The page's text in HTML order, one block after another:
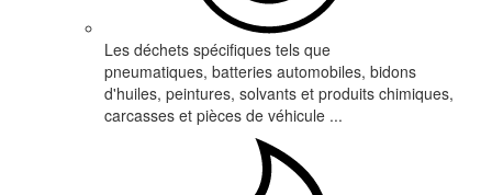
Les déchets spécifiques tels que
pneumatiques, batteries automobiles, bidons
d'huiles, peintures, solvants et produits chimiques,
carcasses et pièces de véhicule ...